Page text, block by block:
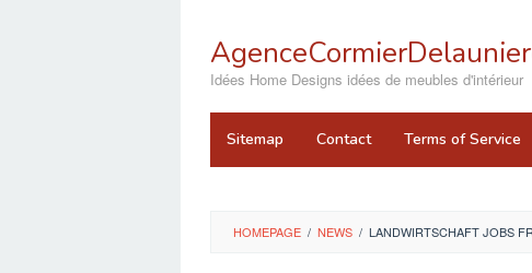
content
Idées Home Designs idées de meubles d'intérieur
Sitemap Contact Terms of Service
HOMEPAGE / NEWS / LANDWIRTSCHAFT JOBS